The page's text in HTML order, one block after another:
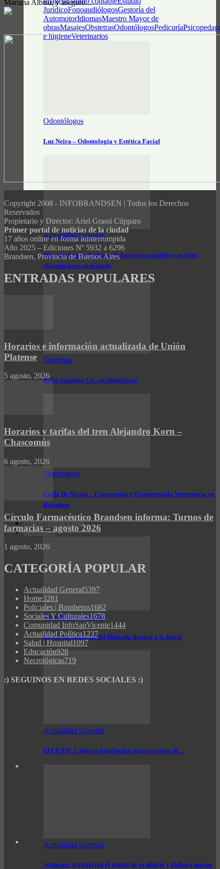
JurídicoFonoaudiólogosGestoría del
AutomotorIdiomasMaestro Mayor de
obrasMasajesObstetrasOdontólogosPedicuría
e higieneVeterinarios
Odontólogos
Luz Neira – Odontología y Estética Facial
Actualidad General
Marcelo Bravo Zamora: Soluciones contables y gestión
eficiente para tu negocio
Obstetras
Belén Gamboa Lic. en Obstetricia
Veterinarios
Carla De Nicola – Fisioterapia y Ozonoterapia Veterinaria en
Brandsen
CONTACTO/PUBLICIDAD
INFO CAMPO
Actualidad General
La Fiesta Nacional del Holando llegará a la Rural
Actualidad General
El CEA N° 2 abre la inscripción para un curso de…
Actualidad General
Jeppener: transformó el tambo de su abuelo y elabora quesos
Mariana Albisu, y aseguró...
Copyright 2008 - INFOBRANDSEN | Todos los Derechos
Reservados
Propietario y Director: Ariel Grassi Cúpparo
Primer portal de noticias de la ciudad
17 años online en forma ininterrumpida
Año 2025 – Ediciones Nº 5932 a 6296
Brandsen, Provincia de Buenos Aires
ENTRADAS POPULARES
Horarios e información actualizada de Unión
Platense
5 agosto, 2026
Horarios y tarifas del tren Alejandro Korn –
Chascomús
6 agosto, 2026
Círculo Farmacéutico Brandsen informa: Turnos de
farmacias – agosto 2026
1 agosto, 2026
CATEGORÍA POPULAR
Actualidad General5397
Home3281
Policiales | Bomberos1682
Sociales Y Culturales1678
Comunidad InfoSanVicente1444
Actualidad Política1237
Salud | Hospital1097
Educación928
Necrológicas719
:) SEGUINOS EN REDES SOCIALES :)